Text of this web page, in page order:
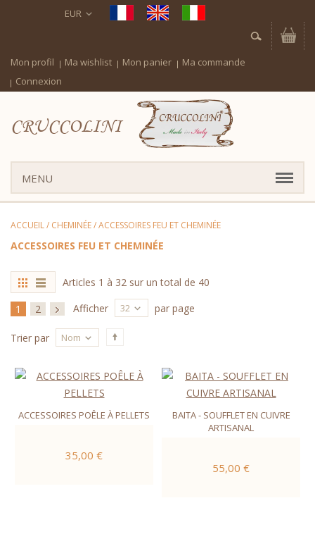
EUR
Mon profil Ma wishlist Mon panier
Ma commande
Connexion
CRUCCOLINI
MENU
ACCUEIL/ CHEMINÉE/ACCESSOIRES FEU ET CHEMINÉE
ACCESSOIRES FEU ET CHEMINÉE
Articles 1 à 32 sur un total de 40
1
2 Afficher 32 par page
Trier par Nom
ACCESSOIRES POÊLE À PELLETS
35,00 €
BAITA - SOUFFLET EN CUIVRE
ARTISANAL
55,00 €